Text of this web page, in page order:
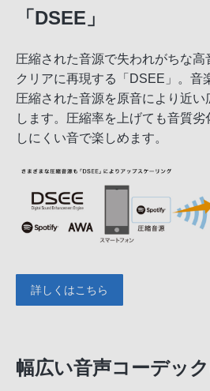
「DSEE」
圧縮された音源で失われがちな高
クリアに再現する「DSEE」。音
圧縮された音源を原音により近
します。圧縮率を上げても音質
しにくい音で楽しめます。
詳しくはこちら
幅広い音声コーデッ